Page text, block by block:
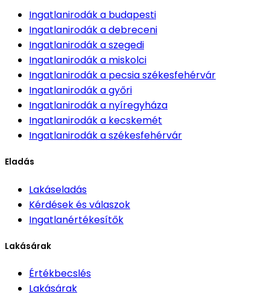
Ingatlanirodáka budapesti
Ingatlanirodáka debreceni
Ingatlanirodáka szegedi
Ingatlanirodáka miskolci
Ingatlanirodáka pecsia székesfehérvár
Ingatlanirodáka győri
Ingatlanirodáka nyíregyháza
Ingatlanirodáka kecskemét
Ingatlanirodáka székesfehérvár
Eladás
Lakáseladás
Kérdések és válaszok
Ingatlanértékesítők
Lakásárak
Értékbecslés
Lakásárak